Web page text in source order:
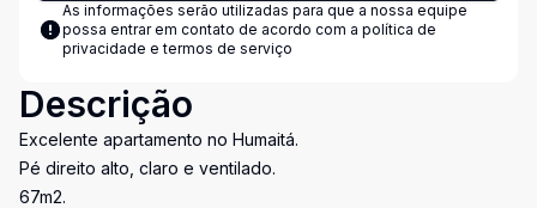
As informações serão utilizadas para que a nossa equipe
possa entrar em contato de acordo com a política de
privacidade e termos de serviço
Descrição
Excelente apartamento no Humaitá.
Pé direito alto, claro e ventilado.
67m2.